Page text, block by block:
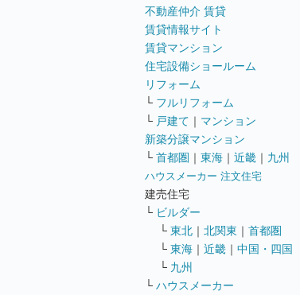
不動産仲介 賃貸
賃貸情報サイト
賃貸マンション
住宅設備ショールーム
リフォーム
└ フルリフォーム
└ 戸建て ｜ マンション
新築分譲マンション
└ 首都圏 ｜ 東海 ｜ 近畿 ｜ 九州
ハウスメーカー 注文住宅
建売住宅
└ ビルダー
└ 東北 ｜ 北関東 ｜ 首都圏
└ 東海 ｜ 近畿 ｜ 中国・四国
└ 九州
└ ハウスメーカー